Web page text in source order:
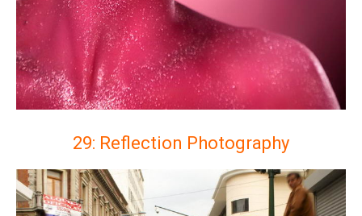
29: Reflection Photography